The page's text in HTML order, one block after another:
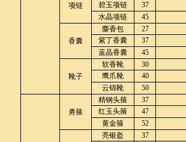
项链
碧玉项链
37
水晶项链
45
香囊
麋香包 27
紫丁香囊
37
蓝晶香囊
45
靴子
软香靴 30
鹰爪靴
40
云锦靴
50
勇箍
精钢头箍 37
红玉头箍
47
黄金箍
52
亮银盔 37